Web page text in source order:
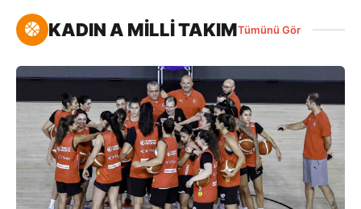
KADIN A MİLLİ TAKIMTümünü Gör